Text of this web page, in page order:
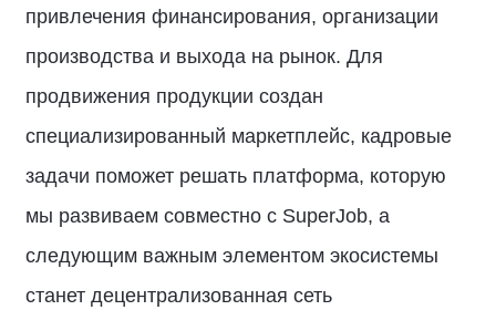
привлечения финансирования, организации
производства и выхода на рынок. Для
продвижения продукции создан
специализированный маркетплейс, кадровые
задачи поможет решать платформа, которую
мы развиваем совместно с SuperJob, а
следующим важным элементом экосистемы
станет децентрализованная сеть